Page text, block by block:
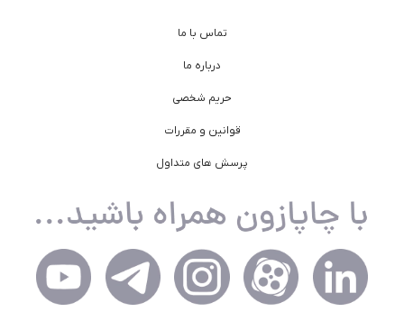
تماس با ما
درباره ما
حریم شخصی
قوانین و مقررات
پرسش های متداول